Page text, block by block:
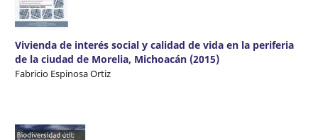
Vivienda de interés social y calidad de vida en la periferia
de la ciudad de Morelia, Michoacán (2015)
Fabricio Espinosa Ortiz